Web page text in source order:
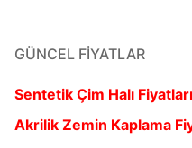
GÜNCEL FIYATLAR
Sentetik Çim Halı Fiyatları
Akrilik Zemin Kaplama